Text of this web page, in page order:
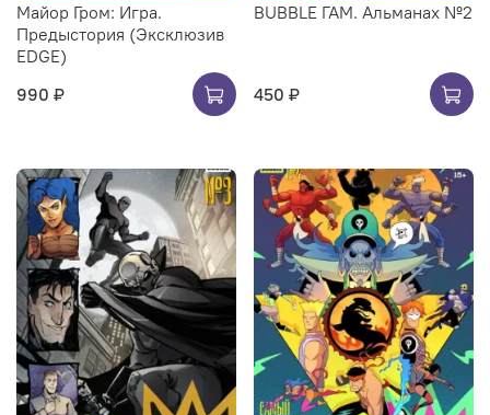
Майор Гром: Игра.
Предыстория (Эксклюзив
EDGE)
990 ₽
BUBBLE ГАМ. Альманах №2
450 ₽